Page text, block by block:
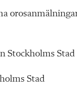
Stockholms Stad
Stad